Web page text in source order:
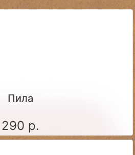
Пила
290 р.